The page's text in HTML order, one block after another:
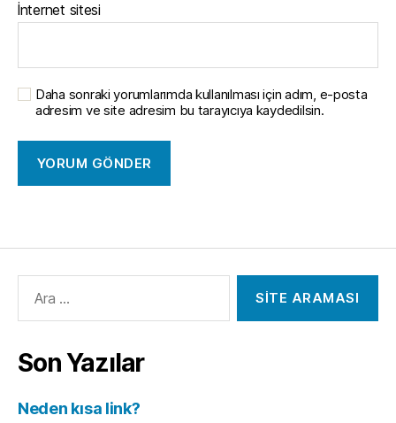
İnternet sitesi
Daha sonraki yorumlarımda kullanılması için adım, e-posta
adresim ve site adresim bu tarayıcıya kaydedilsin.
yap:
Son Yazılar
Neden kısa link?